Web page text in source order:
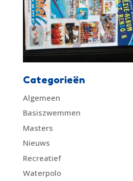
Categorieën
Algemeen
Basiszwemmen
Masters
Nieuws
Recreatief
Waterpolo